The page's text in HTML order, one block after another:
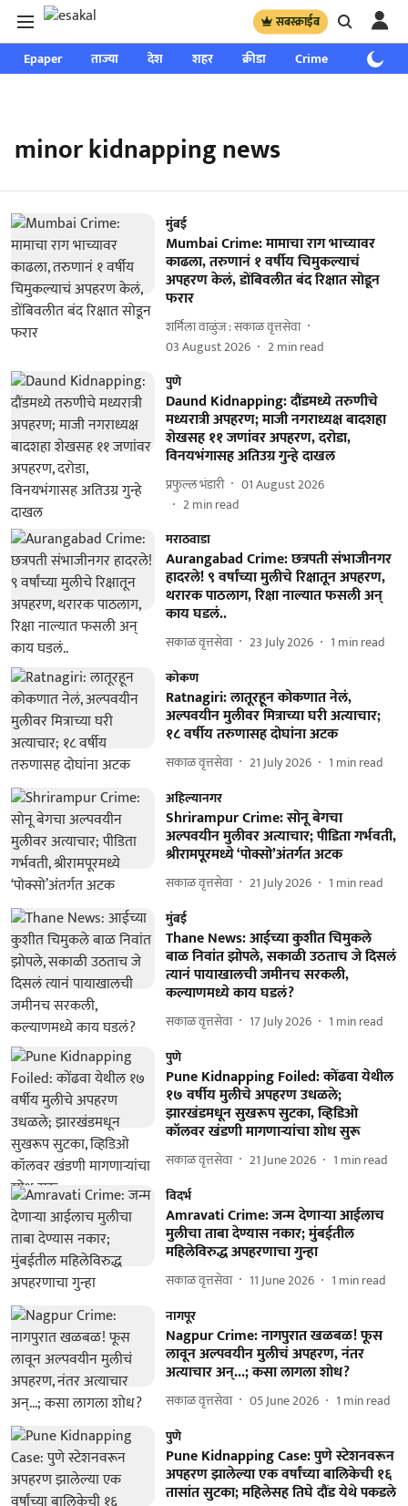
सबस्क्राईब
Epaper ताज्या देश शहर क्रीडा Crime साप्ताहिक
minor kidnapping news
मुंबई
Mumbai Crime: मामाचा राग भाच्यावर
काढला, तरुणानं १ वर्षीय चिमुकल्याचं
अपहरण केलं, डोंबिवलीत बंद रिक्षात सोडून
फरार
शर्मिला वाळुंज : सकाळ वृत्तसेवा
03 August 2026
2min read
पुणे
Daund Kidnapping: दौंडमध्ये तरुणीचे
मध्यरात्री अपहरण; माजी नगराध्यक्ष बादशहा
शेखसह ११ जणांवर अपहरण, दरोडा,
विनयभंगासह अतिउग्र गुन्हे दाखल
प्रफुल्ल भंडारी
01 August 2026
2min read
मराठवाडा
Aurangabad Crime: छत्रपती संभाजीनगर
हादरले! ९ वर्षांच्या मुलीचे रिक्षातून अपहरण,
थरारक पाठलाग, रिक्षा नाल्यात फसली अन्
काय घडलं..
सकाळ वृत्तसेवा 23 July 2026 1 min read
कोकण
Ratnagiri: लातूरहून कोकणात नेलं,
अल्पवयीन मुलीवर मित्राच्या घरी अत्याचार;
१८ वर्षीय तरुणासह दोघांना अटक
सकाळ वृत्तसेवा 21 July 2026 1 min read
अहिल्यानगर
Shrirampur Crime: सोनू बेगचा
अल्पवयीन मुलीवर अत्याचार; पीडिता गर्भवती,
श्रीरामपूरमध्ये ‘पोक्सो’अंतर्गत अटक
सकाळ वृत्तसेवा 21 July 2026 1 min read
मुंबई
Thane News: आईच्या कुशीत चिमुकले
बाळ निवांत झोपले, सकाळी उठताच जे दिसलं
त्यानं पायाखालची जमीनच सरकली,
कल्याणमध्ये काय घडलं?
सकाळ वृत्तसेवा 17 July 2026 1 min read
पुणे
Pune Kidnapping Foiled: कोंढवा येथील
१७ वर्षीय मुलीचे अपहरण उधळले;
झारखंडमधून सुखरूप सुटका, व्हिडिओ
कॉलवर खंडणी मागणाऱ्यांचा शोध सुरू
सकाळ वृत्तसेवा 21 June 2026 1 min read
विदर्भ
Amravati Crime: जन्म देणाऱ्या आईलाच
मुलीचा ताबा देण्यास नकार; मुंबईतील
महिलेविरुद्ध अपहरणाचा गुन्हा
सकाळ वृत्तसेवा 11 June 2026 1 min read
नागपूर
Nagpur Crime: नागपुरात खळबळ! फूस
लावून अल्पवयीन मुलीचं अपहरण, नंतर
अत्याचार अन्...; कसा लागला शोध?
सकाळ वृत्तसेवा 05 June 2026 1 min read
पुणे
Pune Kidnapping Case: पुणे स्टेशनवरून
अपहरण झालेल्या एक वर्षांच्या बालिकेची १६
तासांत सुटका; महिलेसह तिघे दौंड येथे पकडले